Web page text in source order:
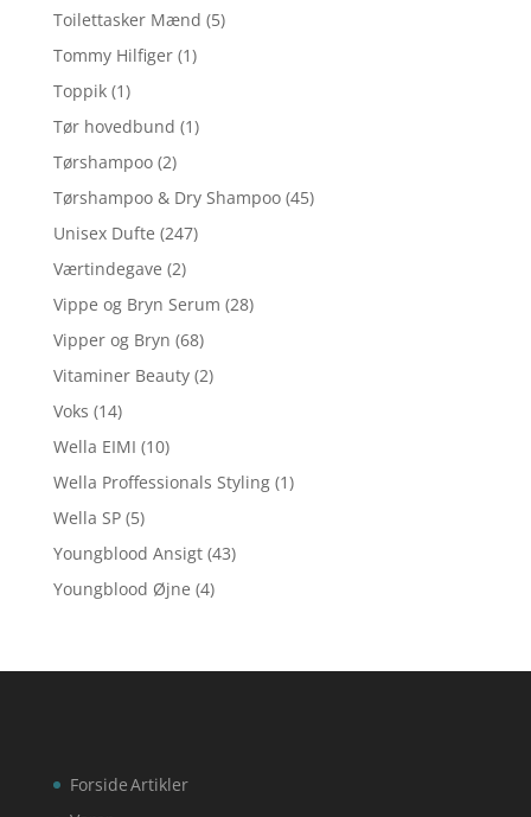
Toilettasker Mænd (5)
Tommy Hilfiger (1)
Toppik (1)
Tør hovedbund (1)
Tørshampoo (2)
Tørshampoo & Dry Shampoo (45)
Unisex Dufte (247)
Værtindegave (2)
Vippe og Bryn Serum (28)
Vipper og Bryn (68)
Vitaminer Beauty (2)
Voks (14)
Wella EIMI (10)
Wella Proffessionals Styling (1)
Wella SP (5)
Youngblood Ansigt (43)
Youngblood Øjne (4)
ForsideArtikler